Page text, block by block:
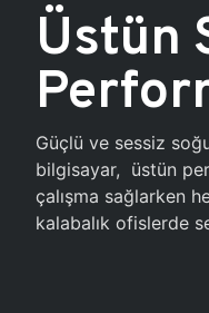
Üstün
Güçlü ve sessiz
bilgisayar, üstün
çalışma sağlarken
kalabalık ofislerde